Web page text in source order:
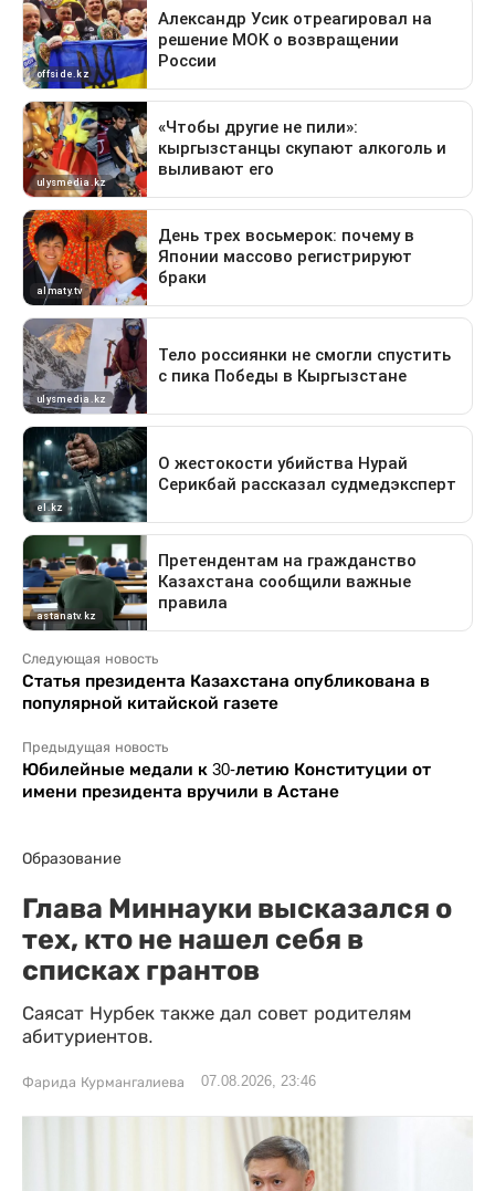
Следующая новость
Статья президента Казахстана опубликована в
популярной китайской газете
Предыдущая новость
Юбилейные медали к 30-летию Конституции от
имени президента вручили в Астане
Образование
Глава Миннауки высказался о
тех, кто не нашел себя в
списках грантов
Саясат Нурбек также дал совет родителям
абитуриентов.
Фарида Курмангалиева 07.08.2026, 23:46